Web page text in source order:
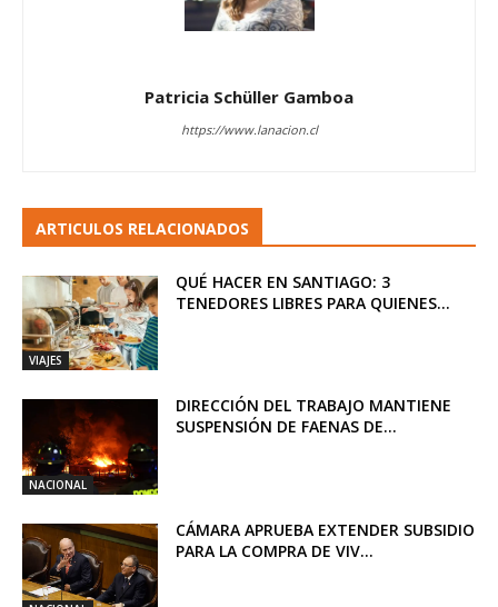
Patricia Schüller Gamboa
https://www.lanacion.cl
ARTICULOS RELACIONADOS
VIAJES
QUÉ HACER EN SANTIAGO: 3
TENEDORES LIBRES PARA QUIENES...
NACIONAL
DIRECCIÓN DEL TRABAJO MANTIENE
SUSPENSIÓN DE FAENAS DE...
CÁMARA APRUEBA EXTENDER SUBSIDIO
PARA LA COMPRA DE VIV...